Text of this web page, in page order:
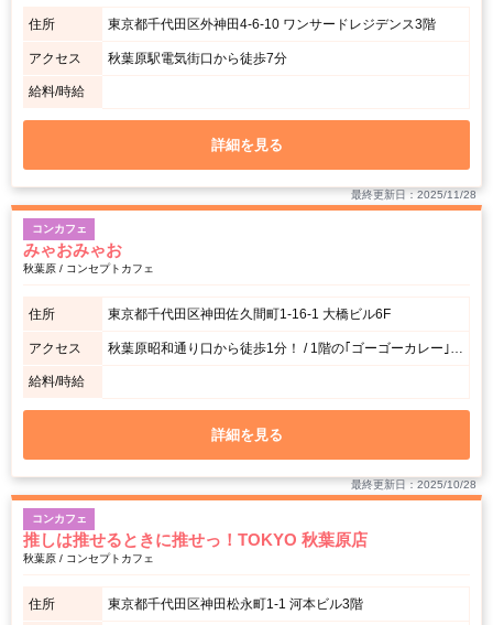
住所 東京都千代田区外神田4-6-10 ワンサードレジデンス3階
アクセス 秋葉原駅電気街口から徒歩7分
給料/時給
詳細を見る
最終更新日：2025/11/28
コンカフェ
みゃおみゃお
秋葉原 / コンセプトカフェ
住所 東京都千代田区神田佐久間町1-16-1​ 大橋ビル6F
アクセス 秋葉原昭和通り口から徒歩1分！ / 1階の｢ゴーゴーカレー｣が 目印です！
給料/時給
詳細を見る
最終更新日：2025/10/28
コンカフェ
推しは推せるときに推せっ！TOKYO 秋葉原店
秋葉原 / コンセプトカフェ
住所 東京都千代田区神田松永町1-1 河本ビル3階